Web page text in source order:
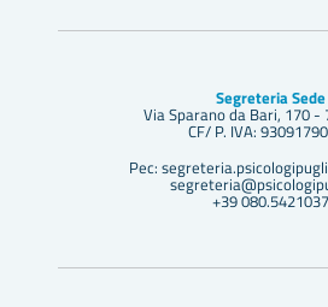
Segreteria Sede
Via Sparano da Bari, 170 -
CF/ P. IVA:
Pec:
+39 080.5421037